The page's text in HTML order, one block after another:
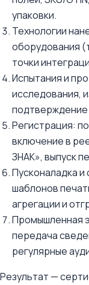
упаковки.
Технологии
оборудования
точки
Испытания и
исследования,
подтверждение
Регистрация:
включение в
ЗНАК», выпуск
Пусконаладка
шаблонов
агрегации и
Промышленная
передача
регулярные
Результат —